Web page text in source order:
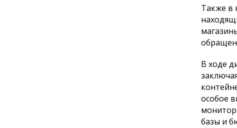
Также в
В ходе
особое
базы и